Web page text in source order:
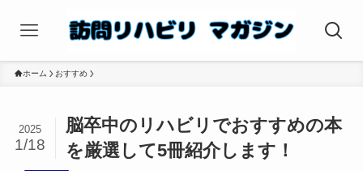
ホーム おすすめ
脳卒中のリハビリでおすすめの本
を厳選して5冊紹介します！
2025
1/18